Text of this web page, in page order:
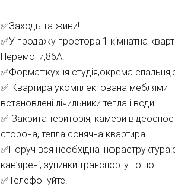
✅Заходь та живи!
✅У продажу простора 1 кімнатна
Перемоги,86А.
✅Формат:кухня студія,окрема
✅ Квартира укомплектована меблями
встановленi лічильники тепла i води.
✅ Закрита територiя, камери
сторона, тепла сонячна квартира.
✅Поруч вся необхідна
кав’яренi, зупинки транспорту тощо.
✅Телефонуйте.